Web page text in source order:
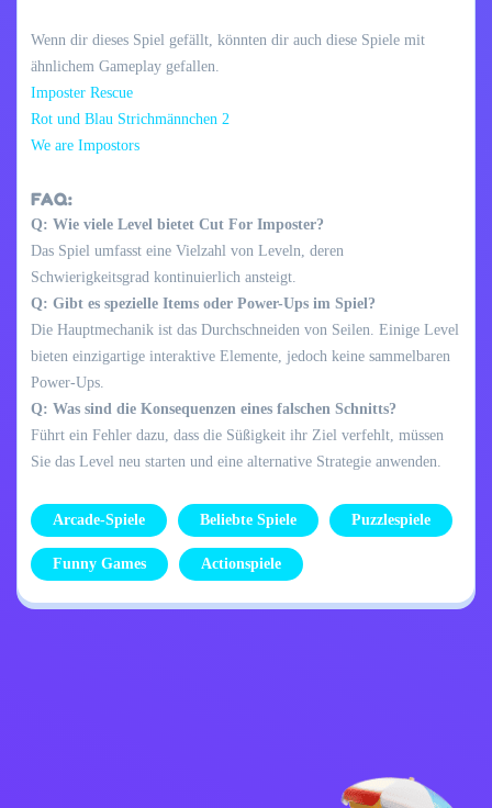
Wenn dir dieses Spiel gefällt, könnten dir auch diese Spiele mit
ähnlichem Gameplay gefallen.
Imposter Rescue
Rot und Blau Strichmännchen 2
We are Impostors
FAQ:
Q: Wie viele Level bietet Cut For Imposter?
Das Spiel umfasst eine Vielzahl von Leveln, deren
Schwierigkeitsgrad kontinuierlich ansteigt.
Q: Gibt es spezielle Items oder Power-Ups im Spiel?
Die Hauptmechanik ist das Durchschneiden von Seilen. Einige Level
bieten einzigartige interaktive Elemente, jedoch keine sammelbaren
Power-Ups.
Q: Was sind die Konsequenzen eines falschen Schnitts?
Führt ein Fehler dazu, dass die Süßigkeit ihr Ziel verfehlt, müssen
Sie das Level neu starten und eine alternative Strategie anwenden.
Arcade-Spiele Beliebte Spiele Puzzlespiele
Funny Games Actionspiele